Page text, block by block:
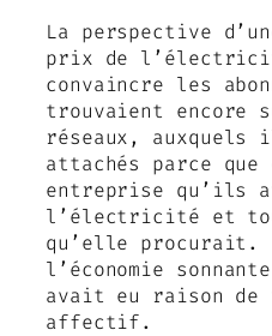
La perspective
prix de
convaincre les
trouvaient encore
réseaux,
attachés parce
entreprise qu’ils
l’électricité et
qu’elle procurait.
l’économie
avait eu raison de
affectif.